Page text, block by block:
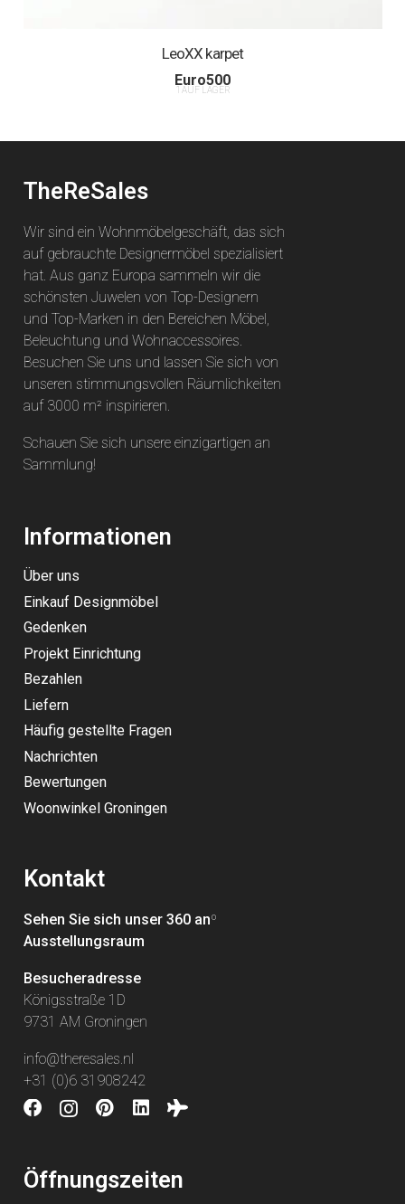
LeoXX karpet
Euro500
1 AUF LAGER
TheReSales
Wir sind ein Wohnmöbelgeschäft, das sich
auf gebrauchte Designermöbel spezialisiert
hat. Aus ganz Europa sammeln wir die
schönsten Juwelen von Top-Designern
und Top-Marken in den Bereichen Möbel,
Beleuchtung und Wohnaccessoires.
Besuchen Sie uns und lassen Sie sich von
unseren stimmungsvollen Räumlichkeiten
auf 3000 m² inspirieren.
Schauen Sie sich unsere einzigartigen an
Sammlung!
Informationen
Über uns
Einkauf Designmöbel
Gedenken
Projekt Einrichtung
Bezahlen
Liefern
Häufig gestellte Fragen
Nachrichten
Bewertungen
Woonwinkel Groningen
Kontakt
Sehen Sie sich unser 360 anº
Ausstellungsraum
Besucheradresse
Königsstraße 1D
9731 AM Groningen
info@theresales.nl
+31 (0)6 31908242
Öffnungszeiten